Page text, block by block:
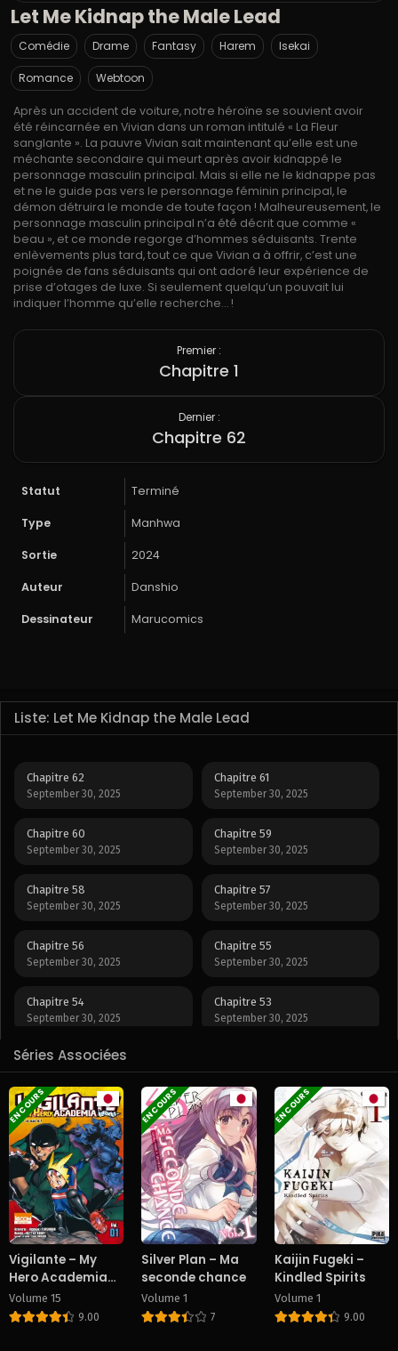
Let Me Kidnap the Male Lead
Comédie Drame Fantasy Harem Isekai
Romance Webtoon
Après un accident de voiture, notre héroïne se souvient avoir
été réincarnée en Vivian dans un roman intitulé « La Fleur
sanglante ». La pauvre Vivian sait maintenant qu’elle est une
méchante secondaire qui meurt après avoir kidnappé le
personnage masculin principal. Mais si elle ne le kidnappe pas
et ne le guide pas vers le personnage féminin principal, le
démon détruira le monde de toute façon ! Malheureusement, le
personnage masculin principal n’a été décrit que comme «
beau », et ce monde regorge d’hommes séduisants. Trente
enlèvements plus tard, tout ce que Vivian a à offrir, c’est une
poignée de fans séduisants qui ont adoré leur expérience de
prise d’otages de luxe. Si seulement quelqu’un pouvait lui
indiquer l’homme qu’elle recherche… !
Premier :
Chapitre 1
Dernier :
Chapitre 62
Statut Terminé
Type Manhwa
Sortie 2024
Auteur Danshio
Dessinateur Marucomics
Liste: Let Me Kidnap the Male Lead
Chapitre 62
September 30, 2025
Chapitre 61
September 30, 2025
Chapitre 60
September 30, 2025
Chapitre 59
September 30, 2025
Chapitre 58
September 30, 2025
Chapitre 57
September 30, 2025
Chapitre 56
September 30, 2025
Chapitre 55
September 30, 2025
Chapitre 54
September 30, 2025
Chapitre 53
September 30, 2025
Chapitre 52
September 30, 2025 September 30, 2025
Chapitre 50
September 30, 2025
Chapitre 49
September 30, 2025
Chapitre 48
September 30, 2025
Chapitre 47
September 30, 2025
Chapitre 46
September 30, 2025
Chapitre 45
September 30, 2025
Chapitre 44
September 30, 2025
Chapitre 43
September 30, 2025
Séries Associées
EN COURS
Vigilante – My
Hero Academia
Illegals
Volume 15
9.00
EN COURS
Silver Plan – Ma
seconde chance
Volume 1
7
EN COURS
Kaijin Fugeki –
Kindled Spirits
Volume 1
9.00